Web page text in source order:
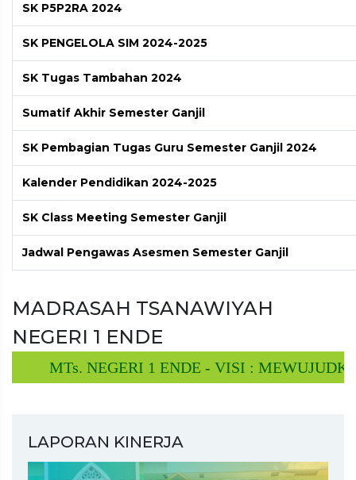
SK P5P2RA 2024
SK PENGELOLA SIM 2024-2025
SK Tugas Tambahan 2024
Sumatif Akhir Semester Ganjil
SK Pembagian Tugas Guru Semester Ganjil 2024
Kalender Pendidikan 2024-2025
SK Class Meeting Semester Ganjil
Jadwal Pengawas Asesmen Semester Ganjil
MADRASAH TSANAWIYAH
NEGERI 1 ENDE
MTs. NEGERI 1 ENDE - VISI : MEWUJUDKAN
LAPORAN KINERJA